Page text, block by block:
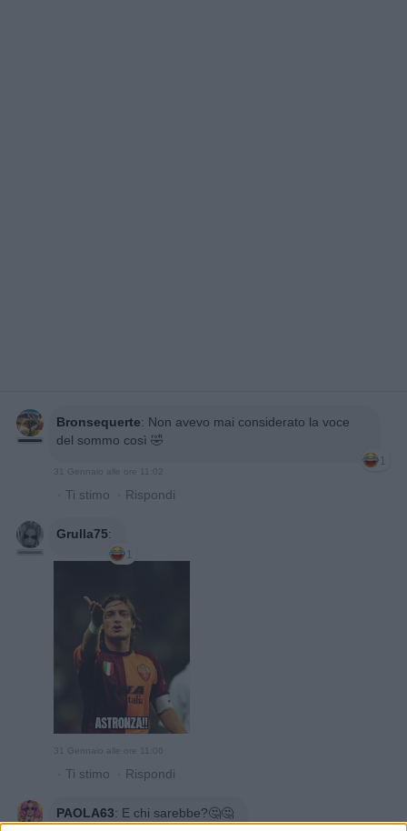
Bronsequerte: Non avevo mai considerato la voce
del sommo così 🤣
1
31 Gennaio alle ore 11:02
· Ti stimo · Rispondi
Grulla75:
1
31 Gennaio alle ore 11:06
· Ti stimo · Rispondi
PAOLA63: E chi sarebbe?🤔🤔